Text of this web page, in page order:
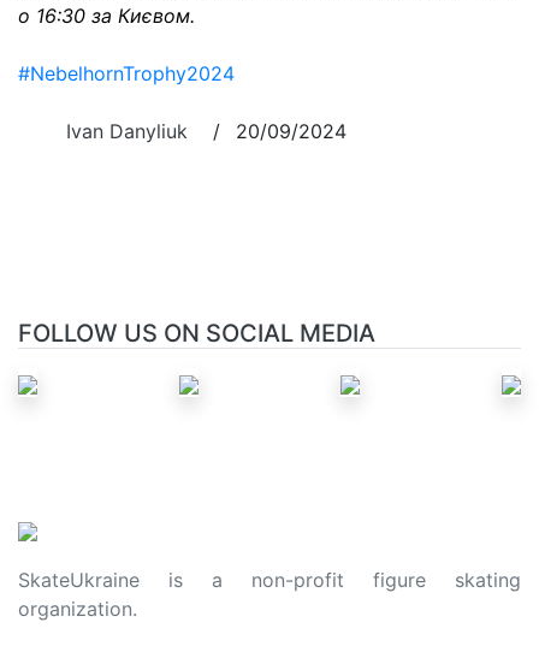
о 16:30 за Києвом.
#NebelhornTrophy2024
Ivan Danyliuk / 20/09/2024
FOLLOW US ON SOCIAL MEDIA
SkateUkraine is a non-profit figure skating
organization.